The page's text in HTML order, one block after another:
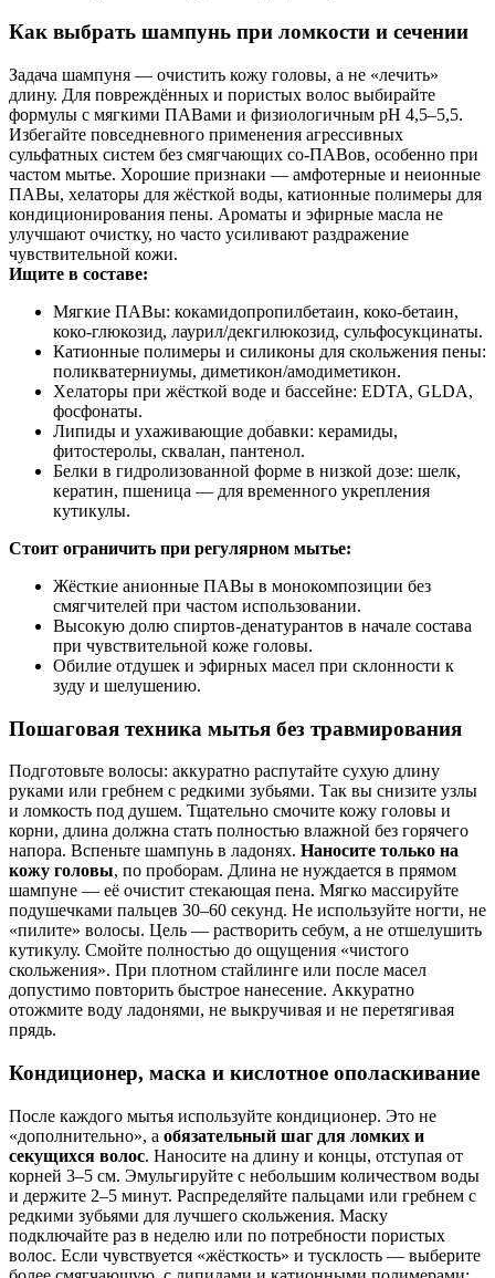
Как выбрать шампунь при ломкости и сечении
Задача шампуня — очистить кожу головы, а не «лечить»
длину. Для повреждённых и пористых волос выбирайте
формулы с мягкими ПАВами и физиологичным pH 4,5–5,5.
Избегайте повседневного применения агрессивных
сульфатных систем без смягчающих со-ПАВов, особенно при
частом мытье. Хорошие признаки — амфотерные и неионные
ПАВы, хелаторы для жёсткой воды, катионные полимеры для
кондиционирования пены. Ароматы и эфирные масла не
улучшают очистку, но часто усиливают раздражение
чувствительной кожи.
Ищите в составе:
Мягкие ПАВы: кокамидопропилбетаин, коко-бетаин,
коко-глюкозид, лаурил/декгилюкозид, сульфосукцинаты.
Катионные полимеры и силиконы для скольжения пены:
поликватерниумы, диметикон/амодиметикон.
Хелаторы при жёсткой воде и бассейне: EDTA, GLDA,
фосфонаты.
Липиды и ухаживающие добавки: керамиды,
фитостеролы, сквалан, пантенол.
Белки в гидролизованной форме в низкой дозе: шелк,
кератин, пшеница — для временного укрепления
кутикулы.
Стоит ограничить при регулярном мытье:
Жёсткие анионные ПАВы в монокомпозиции без
смягчителей при частом использовании.
Высокую долю спиртов-денатурантов в начале состава
при чувствительной коже головы.
Обилие отдушек и эфирных масел при склонности к
зуду и шелушению.
Пошаговая техника мытья без травмирования
Подготовьте волосы: аккуратно распутайте сухую длину
руками или гребнем с редкими зубьями. Так вы снизите узлы
и ломкость под душем. Тщательно смочите кожу головы и
корни, длина должна стать полностью влажной без горячего
напора. Вспеньте шампунь в ладонях. Наносите только на
кожу головы, по проборам. Длина не нуждается в прямом
шампуне — её очистит стекающая пена. Мягко массируйте
подушечками пальцев 30–60 секунд. Не используйте ногти, не
«пилите» волосы. Цель — растворить себум, а не отшелушить
кутикулу. Смойте полностью до ощущения «чистого
скольжения». При плотном стайлинге или после масел
допустимо повторить быстрое нанесение. Аккуратно
отожмите воду ладонями, не выкручивая и не перетягивая
прядь.
Кондиционер, маска и кислотное ополаскивание
После каждого мытья используйте кондиционер. Это не
«дополнительно», а обязательный шаг для ломких и
секущихся волос. Наносите на длину и концы, отступая от
корней 3–5 см. Эмульгируйте с небольшим количеством воды
и держите 2–5 минут. Распределяйте пальцами или гребнем с
редкими зубьями для лучшего скольжения. Маску
подключайте раз в неделю или по потребности пористых
волос. Если чувствуется «жёсткость» и тусклость — выберите